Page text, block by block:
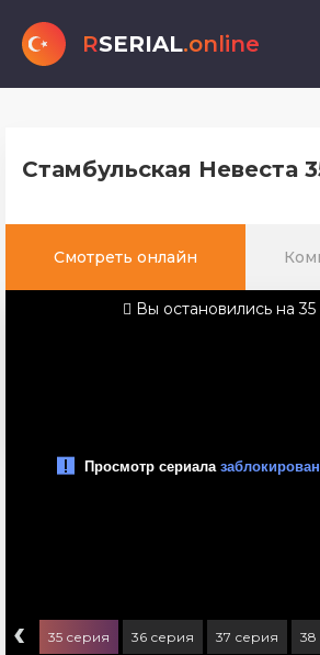
RSERIAL.online
Стамбульская Невеста
Смотреть онлайн
Вы остановились на
‹ 35 серия 36 серия 37 серия 38